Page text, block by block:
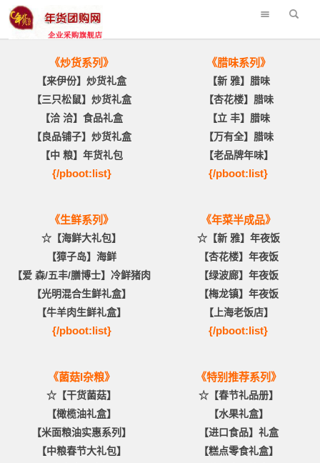
《炒货系列》
【来伊份】炒货礼盒
【三只松鼠】炒货礼盒
【洽 洽】食品礼盒
【良品铺子】炒货礼盒
【中 粮】年货礼包
{/pboot:list}
《腊味系列》
【新 雅】腊味
【杏花楼】腊味
【立 丰】腊味
【万有全】腊味
【老品牌年味】
{/pboot:list}
《生鲜系列》
☆【海鲜大礼包】
【獐子岛】海鲜
【爱 森/五丰/膳博士】冷鲜猪肉
【光明混合生鲜礼盒】
【牛羊肉生鲜礼盒】
{/pboot:list}
《年菜半成品》
☆【新 雅】年夜饭
【杏花楼】年夜饭
【绿波廊】年夜饭
【梅龙镇】年夜饭
【上海老饭店】
{/pboot:list}
《菌菇I杂粮》
☆【干货菌菇】
【橄榄油礼盒】
【米面粮油实惠系列】
【中粮春节大礼包】
《特别推荐系列》
☆【春节礼品册】
【水果礼盒】
【进口食品】礼盒
【糕点零食礼盒】